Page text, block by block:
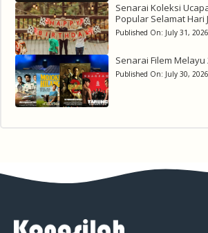
Senarai Koleksi
Popular Selamat Hari
Published On: July 31, 2026
Senarai Filem Melayu
Published On: July 30, 2026